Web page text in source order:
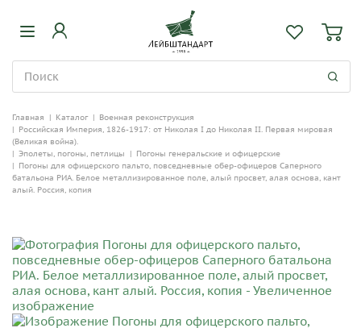
Главная | Каталог | Военная реконструкция
| Российская Империя, 1826-1917: от Николая I до Николая II. Первая мировая
(Великая война).
| Эполеты, погоны, петлицы | Погоны генеральские и офицерские
| Погоны для офицерского пальто, повседневные обер-офицеров Саперного
батальона РИА. Белое металлизированное поле, алый просвет, алая основа, кант
алый. Россия, копия